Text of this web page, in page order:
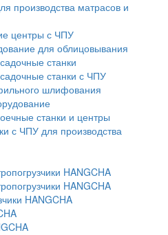
производства матрасов и
центры с ЧПУ
для облицовывания
станки
станки с ЧПУ
шлифования
станки и центры
с ЧПУ для производства
HANGCHA
HANGCHA
HANGCHA